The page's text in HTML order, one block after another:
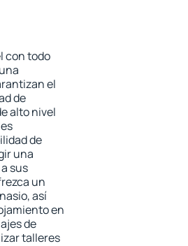
con todo
el
de
alto nivel
de
una
sus
un
así
en
de
talleres